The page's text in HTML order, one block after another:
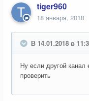
tiger960
18 января, 2018
В 14.01.2018 в
Ну если другой канал
проверить